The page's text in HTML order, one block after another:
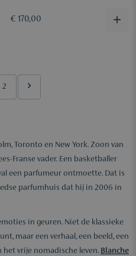
€ 170,00
2
Toronto en New York. Zoon van
Franse vader. Een basketballer
een parfumeur ontmoette. Dat is
parfumhuis dat hij in 2006 in
in geuren. Niet de klassieke
maar een verhaal, een beeld, een
het vrije nomadische leven. Blanche